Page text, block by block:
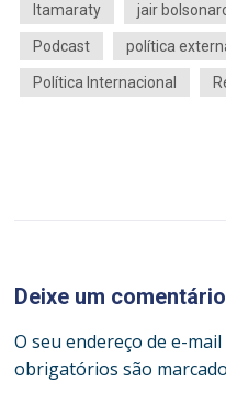
Itamaraty jair
Podcast política
Política Internacional
Deixe um comentário
O seu endereço de e-
obrigatórios são